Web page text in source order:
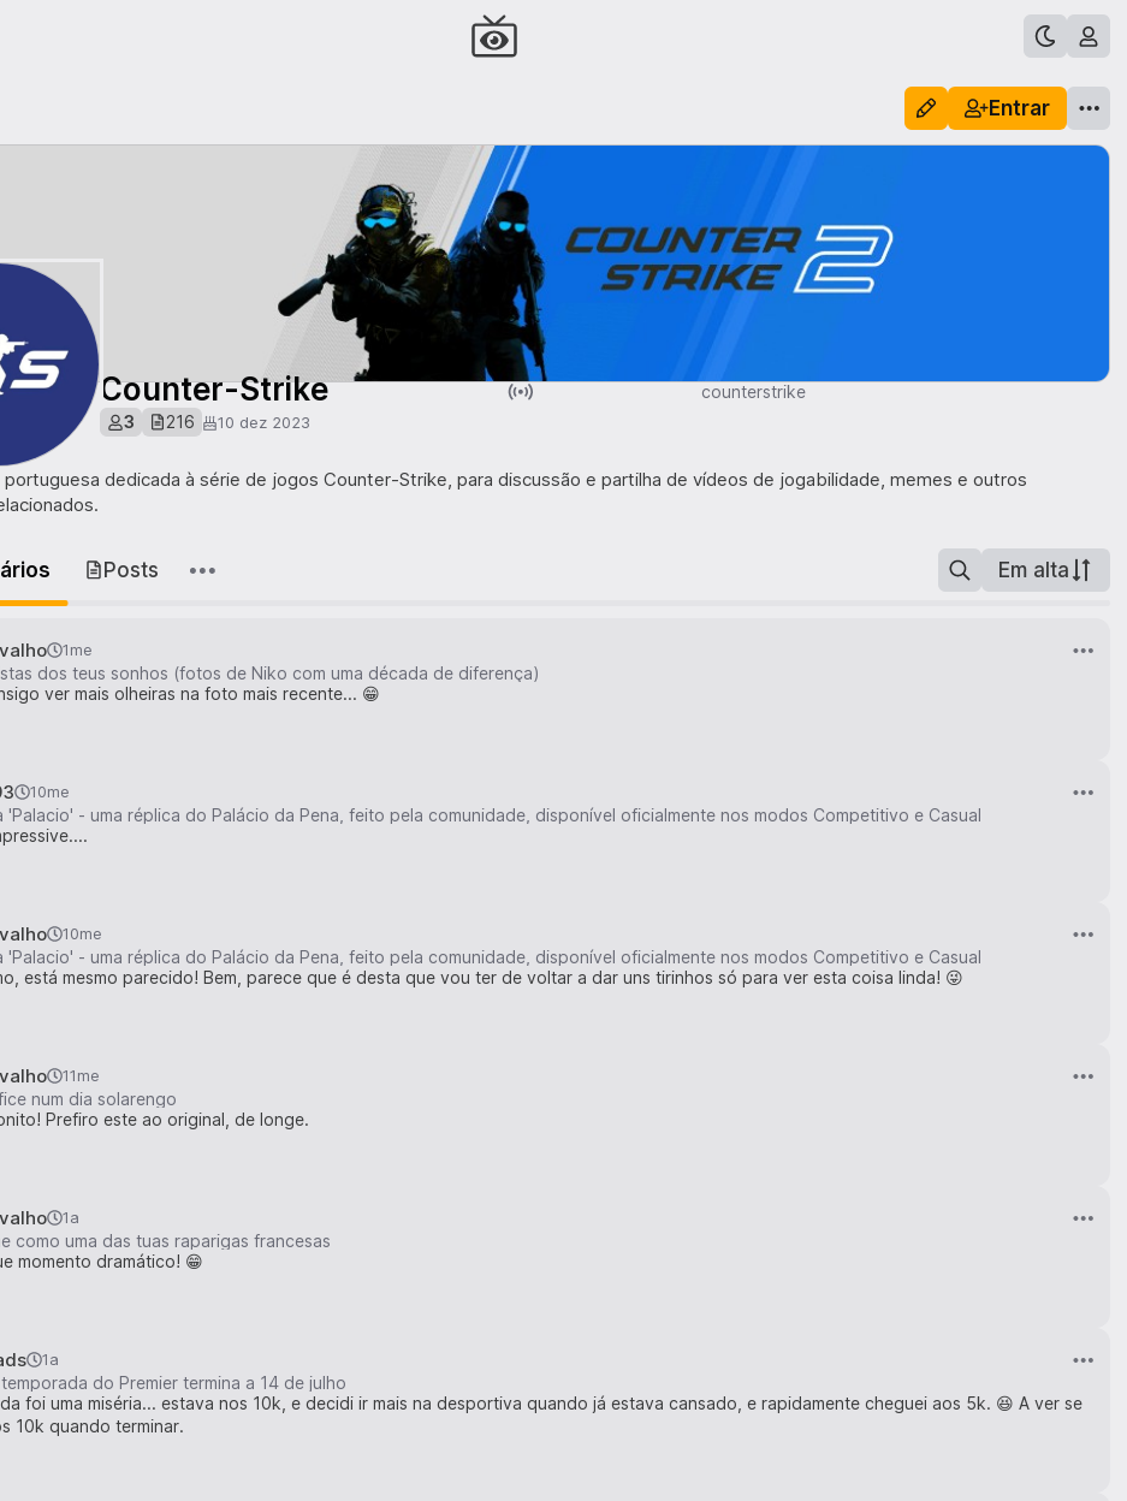
Entrar
Counter-Strike
counterstrike
3
216 10 dez 2023
portuguesa dedicada à série de jogos Counter-Strike, para discussão e partilha de vídeos de jogabilidade, memes e outros
Posts Em alta
1me
dos teus sonhos (fotos de Niko com uma década de diferença)
ver mais olheiras na foto mais recente... 😁
10me
'Palacio' - uma réplica do Palácio da Pena, feito pela comunidade, disponível oficialmente nos modos Competitivo e Casual
10me
'Palacio' - uma réplica do Palácio da Pena, feito pela comunidade, disponível oficialmente nos modos Competitivo e Casual
está mesmo parecido! Bem, parece que é desta que vou ter de voltar a dar uns tirinhos só para ver esta coisa linda! 😜
11me
num dia solarengo
Prefiro este ao original, de longe.
1a
como uma das tuas raparigas francesas
momento dramático! 😁
1a
do Premier termina a 14 de julho
foi uma miséria... estava nos 10k, e decidi ir mais na desportiva quando já estava cansado, e rapidamente cheguei aos 5k. 😆 A ver se
10k quando terminar.